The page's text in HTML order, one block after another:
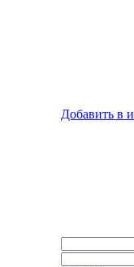
Добавить в